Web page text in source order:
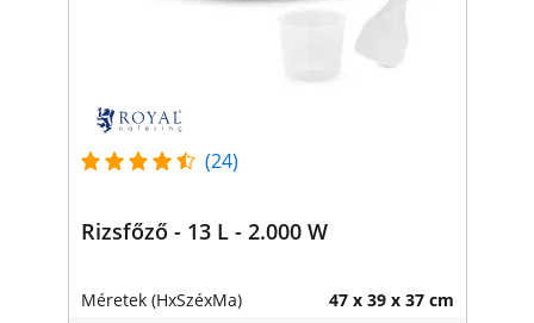
(24)
Rizsfőző - 13 L - 2.000 W
Méretek (HxSzéxMa) 47 x 39 x 37 cm